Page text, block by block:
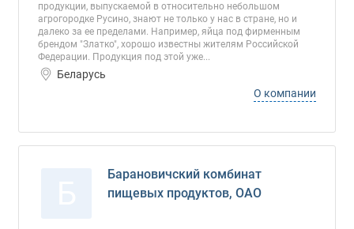
продукции, выпускаемой в относительно небольшом
агрогородке Русино, знают не только у нас в стране, но и
далеко за ее пределами. Например, яйца под фирменным
брендом "Златко", хорошо известны жителям Российской
Федерации. Продукция под этой уже...
Беларусь
О компании
Барановичский комбинат
пищевых продуктов, ОАО